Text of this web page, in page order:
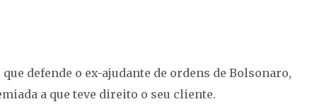
defende o ex-ajudante de ordens de Bolsonaro,
a que teve direito o seu cliente.